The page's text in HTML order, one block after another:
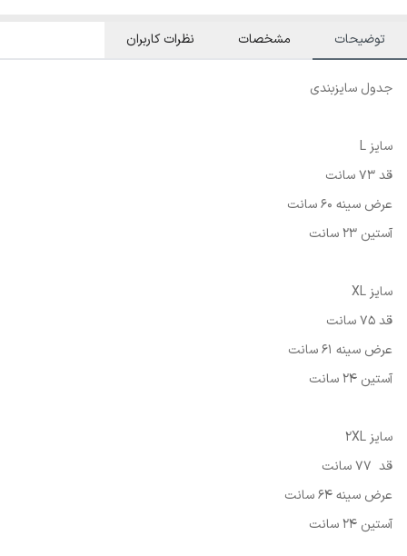
توضیحات مشخصات نظرات کاربران
جدول سایزبندی
سایز L
قد 73 سانت
عرض سینه 60 سانت
آستین 23 سانت
سایز XL
قد 75 سانت
عرض سینه 61 سانت
آستین 24 سانت
سایز 2XL
قد 77 سانت
عرض سینه 64 سانت
آستین 24 سانت